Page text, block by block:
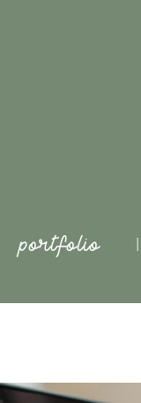
portfolio